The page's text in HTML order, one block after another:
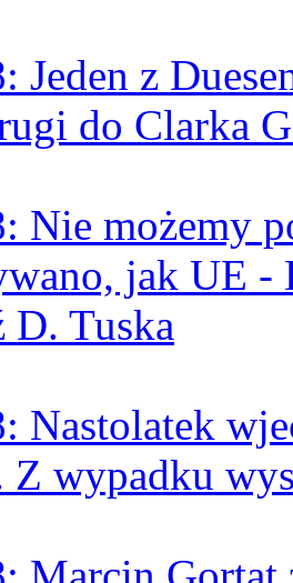
: Jeden z
do Clarka
: Nie możemy
jak UE -
Tuska
: Nastolatek
Z wypadku